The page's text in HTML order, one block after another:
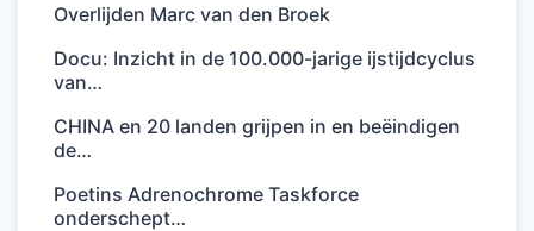
Overlijden Marc van den Broek
Docu: Inzicht in de 100.000-jarige ijstijdcyclus
van…
CHINA en 20 landen grijpen in en beëindigen
de…
Poetins Adrenochrome Taskforce
onderschept…